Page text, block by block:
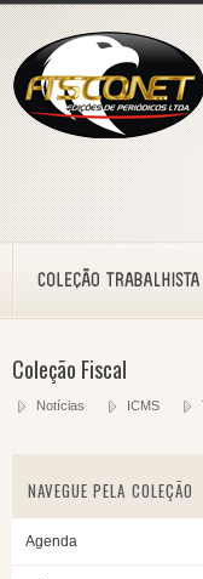
Coleção Fiscal
Notícias ICMS
NAVEGUE PELA COLEÇÃO
Agenda